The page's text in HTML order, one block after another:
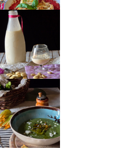
MANDORLITO
CREMA ESTIVA
DI ZUCCHINE
CON FIORI E
FETA